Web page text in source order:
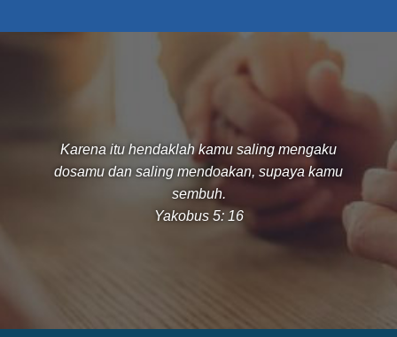
Karena itu hendaklah kamu saling mengaku
dosamu dan saling mendoakan, supaya kamu
sembuh.
Yakobus 5: 16